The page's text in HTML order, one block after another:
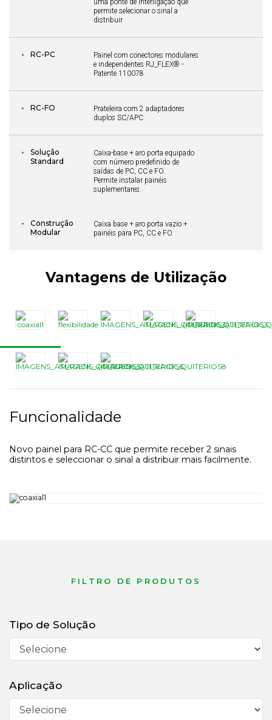
uma ponte de interligação que
permite selecionar o sinal a
distribuir
RC-PC
Painel com conectores modulares
e independentes RJ_FLEX® -
Patente 110078
RC-FO
Prateleira com 2 adaptadores
duplos SC/APC
Solução
Standard
Caixa-base + aro porta equipado
com número predefinido de
saídas de PC, CC e FO.
Permite instalar painéis
suplementares.
Construção
Modular
Caixa base + aro porta vazio +
painéis para PC, CC e FO
Vantagens de Utilização
Funcionalidade
Novo painel para RC-CC que permite receber 2 sinais
distintos e seleccionar o sinal a distribuir mais facilmente.
FILTRO DE PRODUTOS
Tipo de Solução
Aplicação